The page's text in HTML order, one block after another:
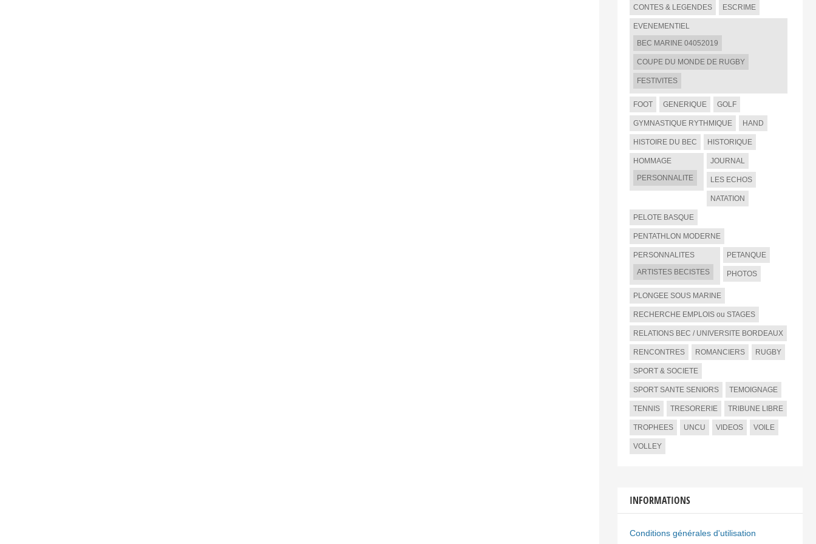
CONTES & LEGENDES ESCRIME
EVENEMENTIEL
BEC MARINE 04052019
COUPE DU MONDE DE RUGBY
FESTIVITES
FOOT GENERIQUE GOLF
GYMNASTIQUE RYTHMIQUE HAND
HISTOIRE DU BEC HISTORIQUE
HOMMAGE
PERSONNALITE
JOURNAL
LES ECHOS
NATATION
PELOTE BASQUE
PENTATHLON MODERNE
PERSONNALITES
ARTISTES BECISTES
PETANQUE
PHOTOS
PLONGEE SOUS MARINE
RECHERCHE EMPLOIS ou STAGES
RELATIONS BEC / UNIVERSITE BORDEAUX
RENCONTRES ROMANCIERS RUGBY
SPORT & SOCIETE
SPORT SANTE SENIORS TEMOIGNAGE
TENNIS TRESORERIE TRIBUNE LIBRE
TROPHEES UNCU VIDEOS VOILE
VOLLEY
INFORMATIONS
Conditions générales d'utilisation